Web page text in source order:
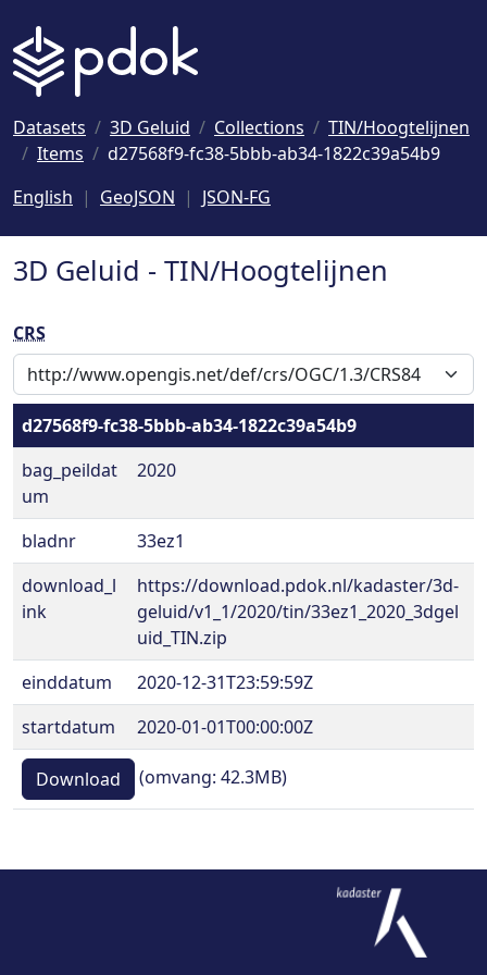
Datasets 3D Geluid Collections
TIN/Hoogtelijnen
Items
d27568f9-fc38-5bbb-ab34-1822c39a54b9
English
GeoJSON JSON-FG
3D Geluid - TIN/Hoogtelijnen
CRS
d27568f9-fc38-5bbb-ab34-1822c39a54b9
bag_peildat
um
2020
bladnr
33ez1
download_l
ink
https://download.pdok.nl/kadaster/3d-
geluid/v1_1/2020/tin/33ez1_2020_3dgel
uid_TIN.zip
einddatum
2020-12-31T23:59:59Z
startdatum
2020-01-01T00:00:00Z
Download (omvang: 42.3MB)